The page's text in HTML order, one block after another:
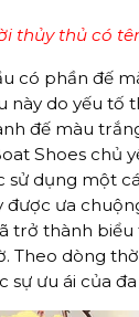
thủy thủ có
có phần đế
do yếu tố
đế màu
Shoes chủ
sử dụng một
ưa
trở thành
Theo dòng
ưu ái của